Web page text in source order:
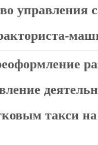
такси